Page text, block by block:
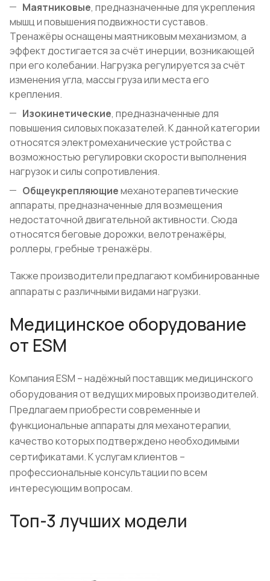
Маятниковые, предназначенные для укрепления
мышц и повышения подвижности суставов.
Тренажёры оснащены маятниковым механизмом, а
эффект достигается за счёт инерции, возникающей
при его колебании. Нагрузка регулируется за счёт
изменения угла, массы груза или места его
крепления.
Изокинетические, предназначенные для
повышения силовых показателей. К данной категории
относятся электромеханические устройства с
возможностью регулировки скорости выполнения
нагрузок и силы сопротивления.
Общеукрепляющиемеханотерапевтические
аппараты, предназначенные для возмещения
недостаточной двигательной активности. Сюда
относятся беговые дорожки, велотренажёры,
роллеры, гребные тренажёры.
Также производители предлагают комбинированные
аппараты с различными видами нагрузки.
Медицинское оборудование
от ESM
Компания ESM – надёжный поставщик медицинского
оборудования от ведущих мировых производителей.
Предлагаем приобрести современные и
функциональные аппараты для механотерапии,
качество которых подтверждено необходимыми
сертификатами. К услугам клиентов –
профессиональные консультации по всем
интересующим вопросам.
Топ-3 лучших модели